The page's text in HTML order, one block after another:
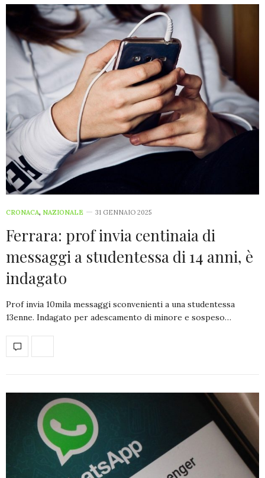
CRONACA, NAZIONALE 31 GENNAIO 2025
Ferrara: prof invia centinaia di
messaggi a studentessa di 14 anni, è
indagato
Prof invia 10mila messaggi sconvenienti a una studentessa
13enne. Indagato per adescamento di minore e sospeso…